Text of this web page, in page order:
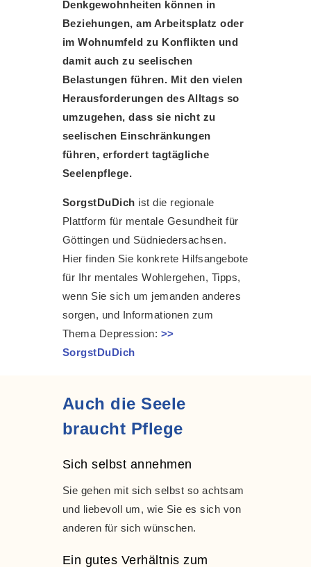
Denkgewohnheiten können in
Beziehungen, am Arbeitsplatz oder
im Wohnumfeld zu Konflikten und
damit auch zu seelischen
Belastungen führen. Mit den vielen
Herausforderungen des Alltags so
umzugehen, dass sie nicht zu
seelischen Einschränkungen
führen, erfordert tagtägliche
Seelenpflege.
SorgstDuDich ist die regionale
Plattform für mentale Gesundheit für
Göttingen und Südniedersachsen.
Hier finden Sie konkrete Hilfsangebote
für Ihr mentales Wohlergehen, Tipps,
wenn Sie sich um jemanden anderes
sorgen, und Informationen zum
Thema Depression: >>
SorgstDuDich
Auch die Seele
braucht Pflege
Sich selbst annehmen
Sie gehen mit sich selbst so achtsam
und liebevoll um, wie Sie es sich von
anderen für sich wünschen.
Ein gutes Verhältnis zum